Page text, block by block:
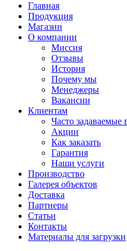
Главная
Продукция
Магазин
О компании
Миссия
Отзывы
История
Почему мы
Менеджеры
Вакансии
Клиентам
Часто задаваемые
Акции
Как заказать
Гарантия
Наши услуги
Производство
Галерея объектов
Доставка
Партнеры
Статьи
Контакты
Материалы для загрузки